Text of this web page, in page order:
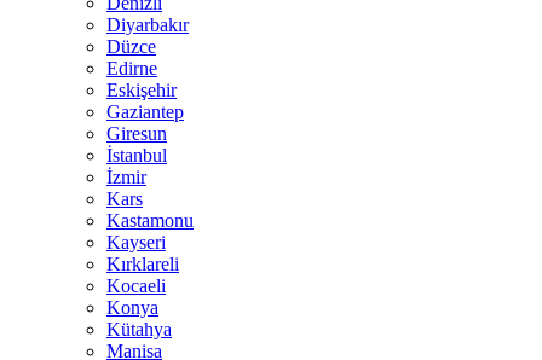
Diyarbakır
Düzce
Edirne
Eskişehir
Gaziantep
Giresun
İstanbul
İzmir
Kars
Kastamonu
Kayseri
Kırklareli
Kocaeli
Konya
Kütahya
Manisa